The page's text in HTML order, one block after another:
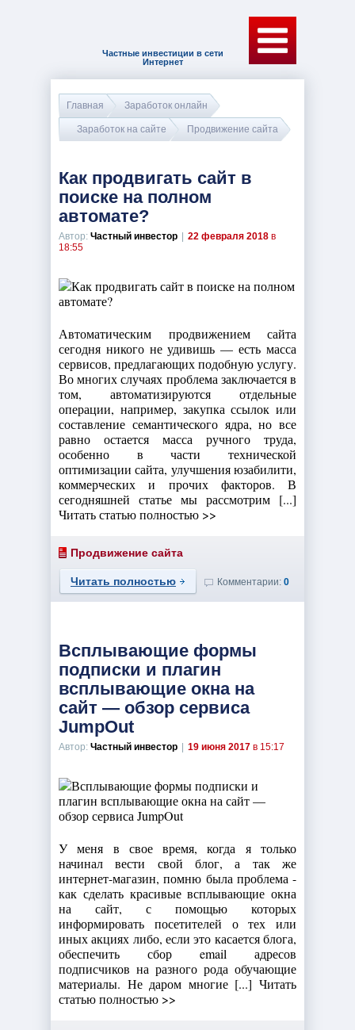
Частные инвестиции в сети
Интернет
Главная Заработок онлайн
Заработок на сайте Продвижение сайта
Как продвигать сайт в
поиске на полном
автомате?
Автор: Частный инвестор 22 февраля 2018 в
18:55
Автоматическим продвижением сайта
сегодня никого не удивишь — есть масса
сервисов, предлагающих подобную услугу.
Во многих случаях проблема заключается в
том, автоматизируются отдельные
операции, например, закупка ссылок или
составление семантического ядра, но все
равно остается масса ручного труда,
особенно в части технической
оптимизации сайта, улучшения юзабилити,
коммерческих и прочих факторов. В
сегодняшней статье мы рассмотрим [...]
Читать статью полностью >>
Продвижение сайта
Читать полностью Комментарии: 0
Всплывающие формы
подписки и плагин
всплывающие окна на
сайт — обзор сервиса
JumpOut
Автор: Частный инвестор 19 июня 2017 в 15:17
У меня в свое время, когда я только
начинал вести свой блог, а так же
интернет-магазин, помню была проблема -
как сделать красивые всплывающие окна
на сайт, с помощью которых
информировать посетителей о тех или
иных акциях либо, если это касается блога,
обеспечить сбор email адресов
подписчиков на разного рода обучающие
материалы. Не даром многие [...] Читать
статью полностью >>